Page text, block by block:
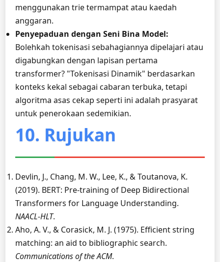
menggunakan trie termampat atau kaedah
anggaran.
Penyepaduan dengan Seni Bina Model:
Bolehkah tokenisasi sebahagiannya dipelajari atau
digabungkan dengan lapisan pertama
transformer? "Tokenisasi Dinamik" berdasarkan
konteks kekal sebagai cabaran terbuka, tetapi
algoritma asas cekap seperti ini adalah prasyarat
untuk penerokaan sedemikian.
10. Rujukan
Devlin, J., Chang, M. W., Lee, K., & Toutanova, K.
(2019). BERT: Pre-training of Deep Bidirectional
Transformers for Language Understanding.
NAACL-HLT.
Aho, A. V., & Corasick, M. J. (1975). Efficient string
matching: an aid to bibliographic search.
Communications of the ACM.